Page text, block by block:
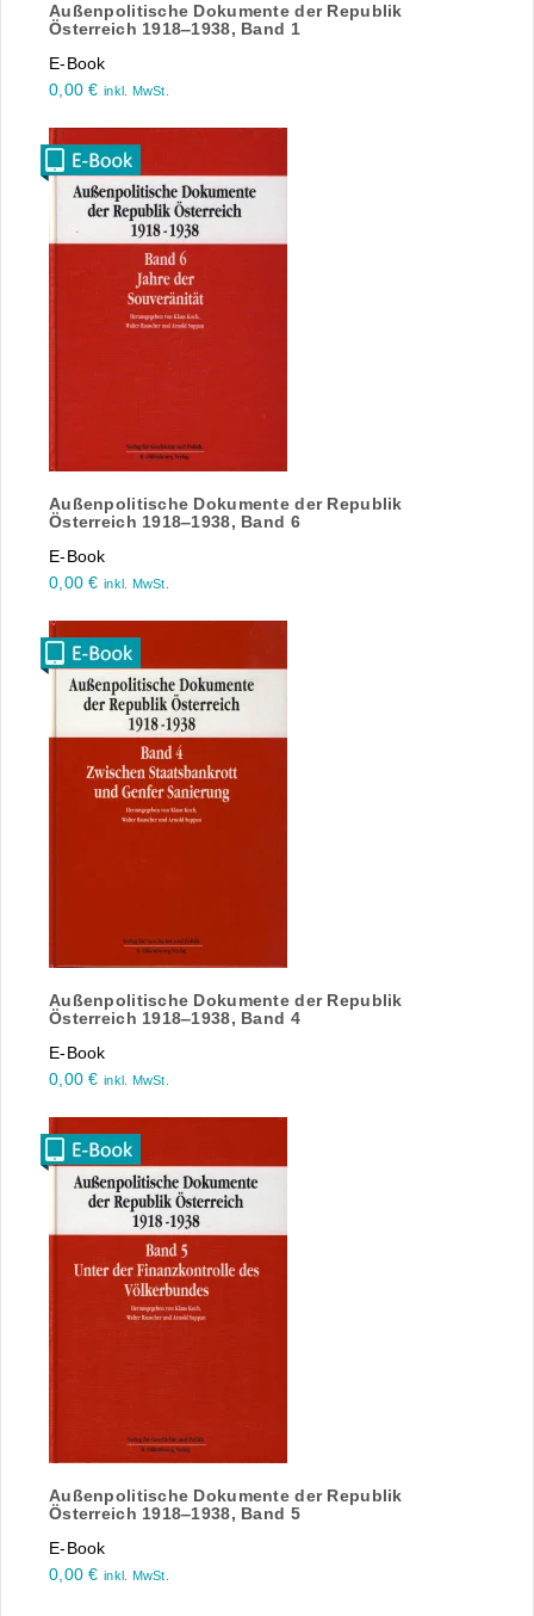
Außenpolitische Dokumente der Republik
Österreich 1918‒1938, Band 1
E-Book
0,00€ inkl. MwSt.
Außenpolitische Dokumente der Republik
Österreich 1918‒1938, Band 6
E-Book
0,00€ inkl. MwSt.
Außenpolitische Dokumente der Republik
Österreich 1918‒1938, Band 4
E-Book
0,00€ inkl. MwSt.
Außenpolitische Dokumente der Republik
Österreich 1918‒1938, Band 5
E-Book
0,00€ inkl. MwSt.